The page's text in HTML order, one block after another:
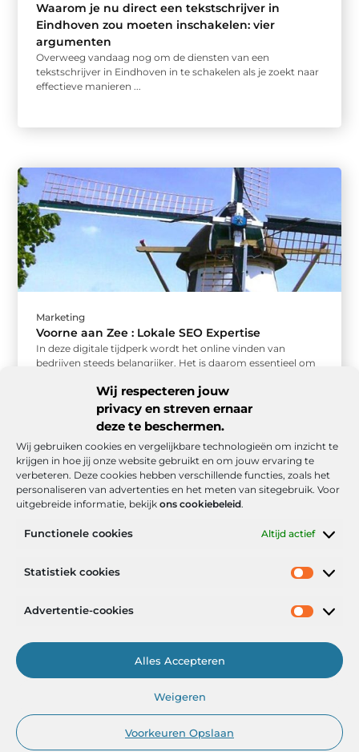
Wij respecteren jouw
privacy en streven ernaar
deze te beschermen.
Wij gebruiken cookies en vergelijkbare technologieën om inzicht te
krijgen in hoe jij onze website gebruikt en om jouw ervaring te
verbeteren. Deze cookies hebben verschillende functies, zoals het
personaliseren van advertenties en het meten van sitegebruik. Voor
uitgebreide informatie, bekijk ons cookiebeleid.
Functionele cookies Altijd actief
Statistiek cookies
Advertentie-cookies
Alles Accepteren
Weigeren
Voorkeuren Opslaan
Waarom je nu direct een tekstschrijver in
Eindhoven zou moeten inschakelen: vier
argumenten
Overweeg vandaag nog om de diensten van een
tekstschrijver in Eindhoven in te schakelen als je zoekt naar
effectieve manieren ...
Marketing
Voorne aan Zee : Lokale SEO Expertise
In deze digitale tijdperk wordt het online vinden van
bedrijven steeds belangrijker. Het is daarom essentieel om
Het Portaal voor Inzichten en Inspiratie
— AdviesPortal.nl verzamelt de beste blogs en artikelen om jou te
helpen groeien. Ontdek, leer en laat je inspireren!
Onze informatie